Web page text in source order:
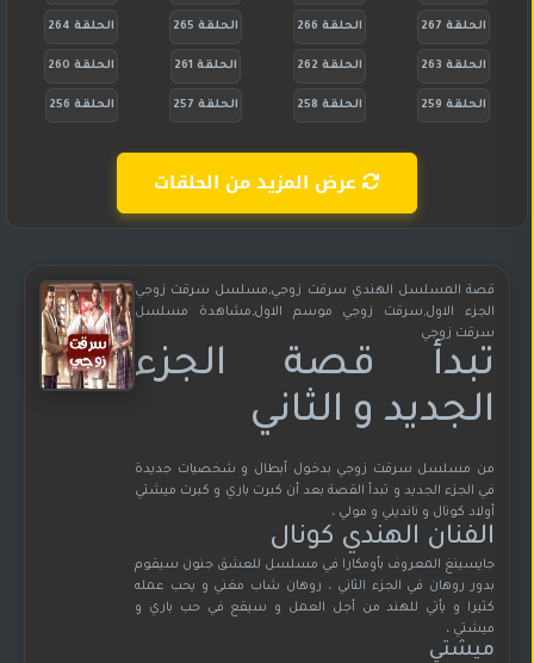
الحلقة 267 الحلقة 266 الحلقة 265 الحلقة 264
الحلقة 263 الحلقة 262 الحلقة 261 الحلقة 260
الحلقة 259 الحلقة 258 الحلقة 257 الحلقة 256
عرض المزيد من الحلقات
قصة المسلسل الهندي سرقت زوجي,مسلسل سرقت زوجي
الجزء الاول,سرقت زوجي موسم الاول,مشاهدة مسلسل
سرقت زوجي
تبدأ قصة الجزء
الجديد و الثاني
من مسلسل سرقت زوجي بدخول أبطال و شخصيات جديدة
في الجزء الجديد و تبدأ القصة بعد أن كبرت باري و كبرت ميشتي
أولاد كونال و نانديني و مولي ،
الفنان الهندي كونال
جايسينغ المعروف بأومكارا في مسلسل للعشق جنون سيقوم
بدور روهان في الجزء الثاني ، روهان شاب مغني و يحب عمله
كثيرا و يأتي للهند من أجل العمل و سيقع في حب باري و
ميشتي ،
ميشتي